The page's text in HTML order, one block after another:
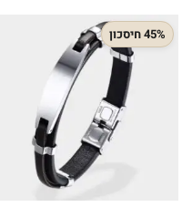
45% חיסכון